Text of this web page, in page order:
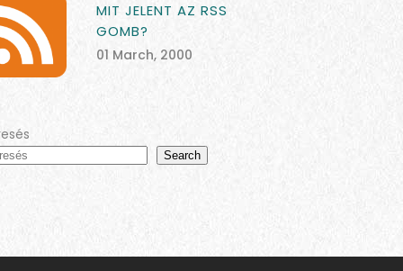
MIT JELENT AZ RSS
GOMB?
01 March, 2000
Search